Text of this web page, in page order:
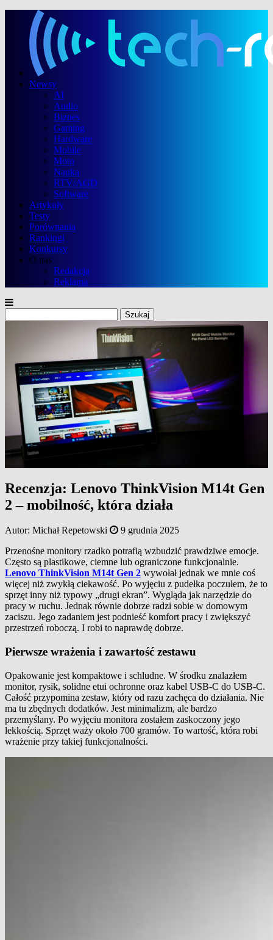
Newsy
AI
Audio
Biznes
Gaming
Hardware
Mobile
Moto
Nauka
RTV/AGD
Software
Artykuły
Testy
Porównania
Rankingi
Konkursy
O nas
Redakcja
Reklama
Recenzja: Lenovo ThinkVision M14t Gen
2 – mobilność, która działa
Autor: Michał Repetowski
9 grudnia 2025
Przenośne monitory rzadko potrafią wzbudzić prawdziwe emocje.
Często są plastikowe, ciemne lub ograniczone funkcjonalnie.
Lenovo ThinkVision M14t Gen 2 wywołał jednak we mnie coś
więcej niż zwykłą ciekawość. Po wyjęciu z pudełka poczułem, że to
sprzęt inny niż typowy „drugi ekran”. Wygląda jak narzędzie do
pracy w ruchu. Jednak równie dobrze radzi sobie w domowym
zaciszu. Jego zadaniem jest podnieść komfort pracy i zwiększyć
przestrzeń roboczą. I robi to naprawdę dobrze.
Pierwsze wrażenia i zawartość zestawu
Opakowanie jest kompaktowe i schludne. W środku znalazłem
monitor, rysik, solidne etui ochronne oraz kabel USB-C do USB-C.
Całość przypomina zestaw, który od razu zachęca do działania. Nie
ma tu zbędnych dodatków. Jest minimalizm, ale bardzo
przemyślany. Po wyjęciu monitora zostałem zaskoczony jego
lekkością. Sprzęt waży około 700 gramów. To wartość, która robi
wrażenie przy takiej funkcjonalności.